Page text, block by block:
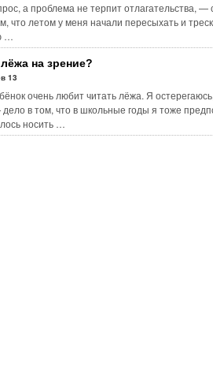
а проблема не терпит отлагательства, —
что летом у меня начали пересыхать и
…
на зрение?
13
очень любит читать лёжа. Я
в том, что в школьные годы я тоже
носить …